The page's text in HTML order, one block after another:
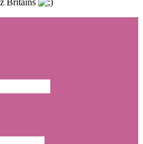
Britains